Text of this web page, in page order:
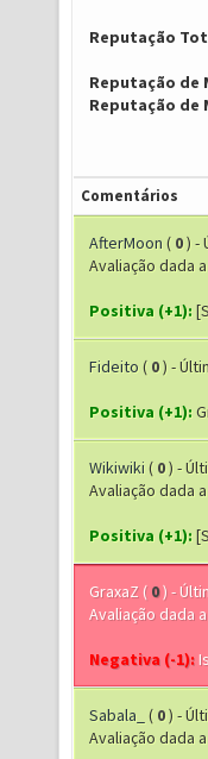
Reputação
Reputação de
Reputação de
Comentários
AfterMoon ( 0) -
Avaliação dada
Positiva (+1):
Fideito ( 0) -
Positiva (+1):
Wikiwiki ( 0) -
Avaliação dada
Positiva (+1):
GraxaZ ( 0) -
Avaliação dada
Negativa (-1):
Sabala_ ( 0) -
Avaliação dada